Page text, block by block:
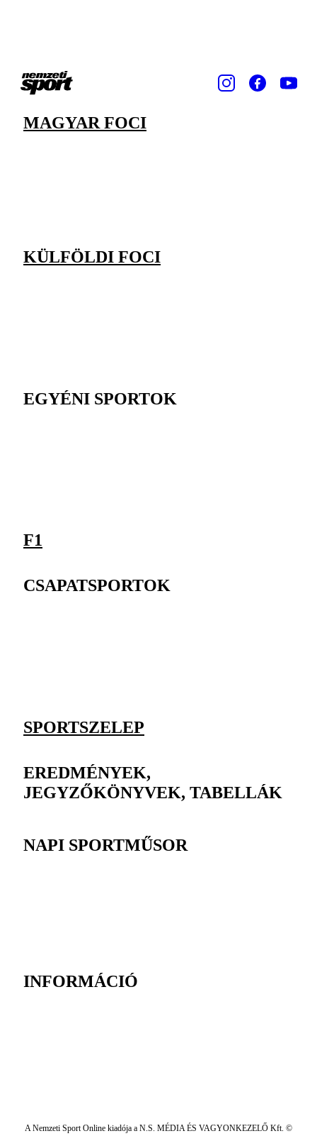
MAGYAR FOCI
KÜLFÖLDI FOCI
EGYÉNI SPORTOK
F1
CSAPATSPORTOK
SPORTSZELEP
EREDMÉNYEK,
JEGYZŐKÖNYVEK, TABELLÁK
NAPI SPORTMŰSOR
INFORMÁCIÓ
A Nemzeti Sport Online kiadója a N.S. MÉDIA ÉS VAGYONKEZELŐ Kft. ©